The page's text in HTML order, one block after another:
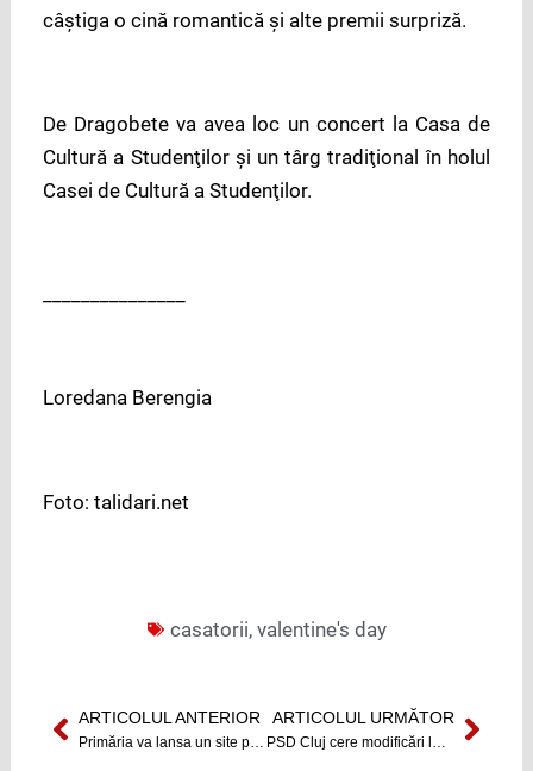
câştiga o cină romantică şi alte premii surpriză.
De Dragobete va avea loc un concert la Casa de
Cultură a Studenţilor şi un târg tradiţional în holul
Casei de Cultură a Studenţilor.
Loredana Berengia
Foto: talidari.net
casatorii, valentine's day
Prev
ARTICOLUL ANTERIOR ARTICOLUL URMĂTORNext